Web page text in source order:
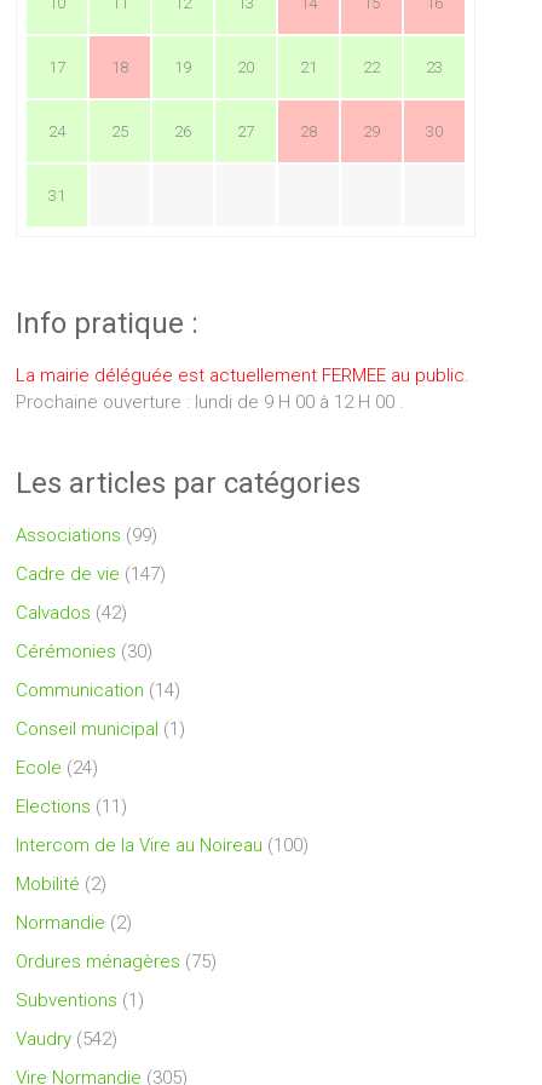
17 18 19 20 21 22 23
24 25 26 27 28 29 30
31
Info pratique :
La mairie déléguée est actuellement FERMEE au public.
Prochaine ouverture : lundi de 9 H 00 à 12 H 00 .
Les articles par catégories
Associations (99)
Cadre de vie (147)
Calvados (42)
Cérémonies (30)
Communication (14)
Conseil municipal (1)
Ecole (24)
Elections (11)
Intercom de la Vire au Noireau (100)
Mobilité (2)
Normandie (2)
Ordures ménagères (75)
Subventions (1)
Vaudry (542)
Vire Normandie (305)